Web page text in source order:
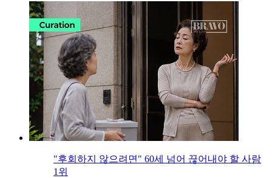
"후회하지 않으려면" 60세 넘어 끊어내야 할 사람
1위